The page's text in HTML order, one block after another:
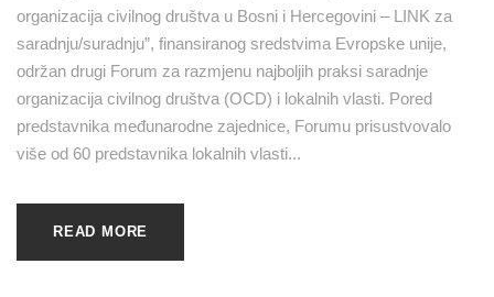
organizacija civilnog društva u Bosni i Hercegovini – LINK za
saradnju/suradnju”, finansiranog sredstvima Evropske unije,
održan drugi Forum za razmjenu najboljih praksi saradnje
organizacija civilnog društva (OCD) i lokalnih vlasti. Pored
predstavnika međunarodne zajednice, Forumu prisustvovalo
više od 60 predstavnika lokalnih vlasti...
READ MORE